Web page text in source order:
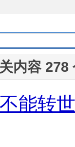
内容 278
不能转